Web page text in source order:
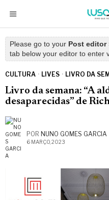
Please go to your Post editor
tab below your editor to enter
CULTURA · LIVES · LIVRO DA
Livro da semana: “A
desaparecidas” de
POR NUNO GOMES GARCIA
6 MARÇO, 2023